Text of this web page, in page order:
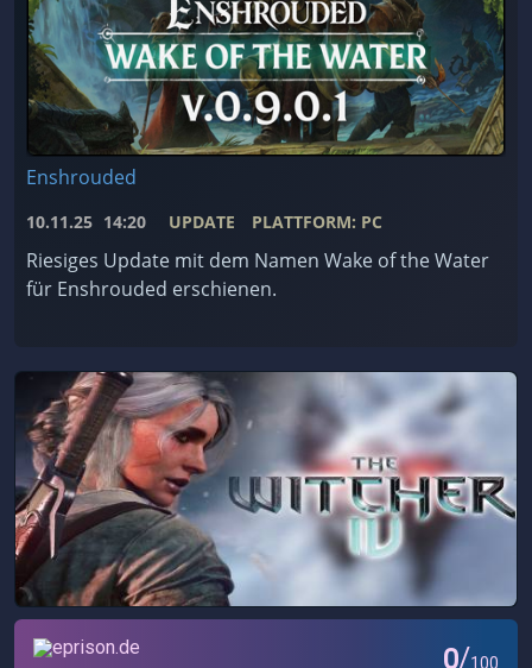
Enshrouded
10.11.25 14:20 UPDATE PLATTFORM: PC
Riesiges Update mit dem Namen Wake of the Water
für Enshrouded erschienen.